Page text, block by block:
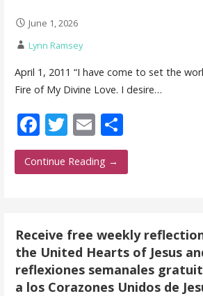
June 1, 2026
Lynn Ramsey
April 1, 2011 “I have come to set the
Fire of My Divine Love. I desire…
F
ac
e
o
k
T
w
itt
E
m
ai
S
h
ar
Continue Reading →
Receive free weekly
the United Hearts of Jesus
reflexiones semanales
a los Corazones Unidos de